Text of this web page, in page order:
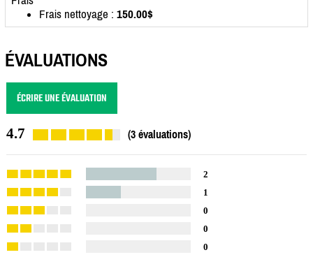
Frais nettoyage : 150.00$
ÉVALUATIONS
ÉCRIRE UNE ÉVALUATION
4.7 (3 évaluations)
2
1
0
0
0